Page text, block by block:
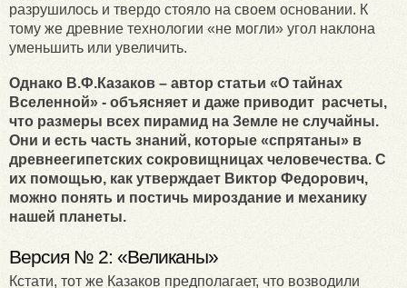
разрушилось и твердо стояло на своем основании. К
тому же древние технологии «не могли» угол наклона
уменьшить или увеличить.
Однако В.Ф.Казаков – автор статьи «О тайнах
Вселенной» - объясняет и даже приводит расчеты,
что размеры всех пирамид на Земле не случайны.
Они и есть часть знаний, которые «спрятаны» в
древнеегипетских сокровищницах человечества. С
их помощью, как утверждает Виктор Федорович,
можно понять и постичь мироздание и механику
нашей планеты.
Версия № 2: «Великаны»
Кстати, тот же Казаков предполагает, что возводили